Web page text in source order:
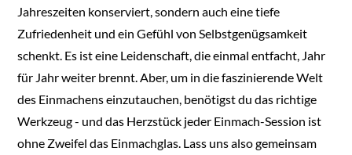
Jahreszeiten konserviert, sondern auch eine tiefe
Zufriedenheit und ein Gefühl von Selbstgenügsamkeit
schenkt. Es ist eine Leidenschaft, die einmal entfacht, Jahr
für Jahr weiter brennt. Aber, um in die faszinierende Welt
des Einmachens einzutauchen, benötigst du das richtige
Werkzeug - und das Herzstück jeder Einmach-Session ist
ohne Zweifel das Einmachglas. Lass uns also gemeinsam